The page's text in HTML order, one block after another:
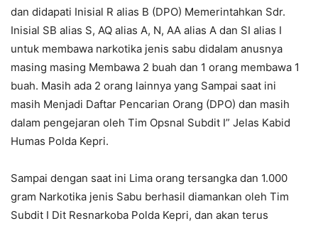
dan didapati Inisial R alias B (DPO) Memerintahkan Sdr.
Inisial SB alias S, AQ alias A, N, AA alias A dan SI alias I
untuk membawa narkotika jenis sabu didalam anusnya
masing masing Membawa 2 buah dan 1 orang membawa 1
buah. Masih ada 2 orang lainnya yang Sampai saat ini
masih Menjadi Daftar Pencarian Orang (DPO) dan masih
dalam pengejaran oleh Tim Opsnal Subdit I” Jelas Kabid
Humas Polda Kepri.
Sampai dengan saat ini Lima orang tersangka dan 1.000
gram Narkotika jenis Sabu berhasil diamankan oleh Tim
Subdit I Dit Resnarkoba Polda Kepri, dan akan terus